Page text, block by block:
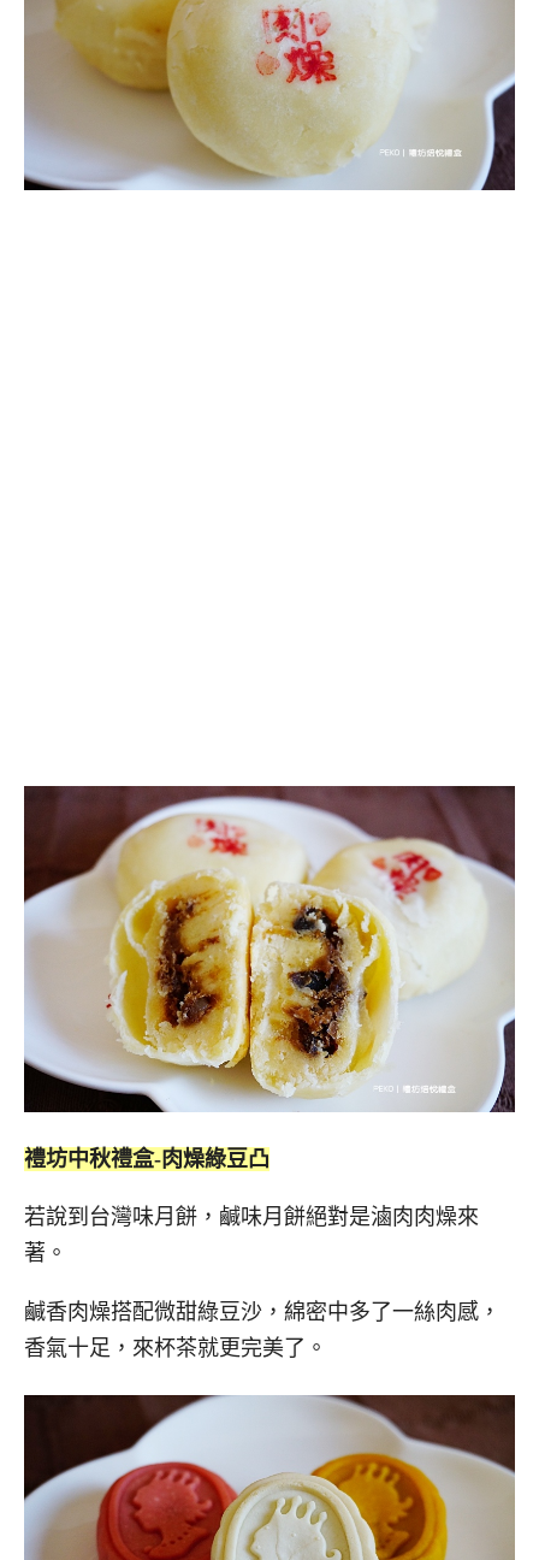
禮坊中秋禮盒-肉燥綠豆凸
若說到台灣味月餅，鹹味月餅絕對是滷肉肉燥來
著。
鹹香肉燥搭配微甜綠豆沙，綿密中多了一絲肉感，
香氣十足，來杯茶就更完美了。